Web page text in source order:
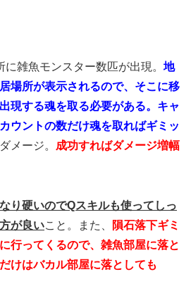
雑魚モンスター数匹が出現。 地
場所が表示されるので、そこに移
現する魂を取る必要がある。キャ
ウントの数だけ魂を取ればギミッ
メージ。 成功すればダメージ増幅
り硬いのでQスキルも使ってしっ
が良いこと。また、
隕石落下ギミ
行ってくるので、雑魚部屋に落と
けはバカル部屋に落としても